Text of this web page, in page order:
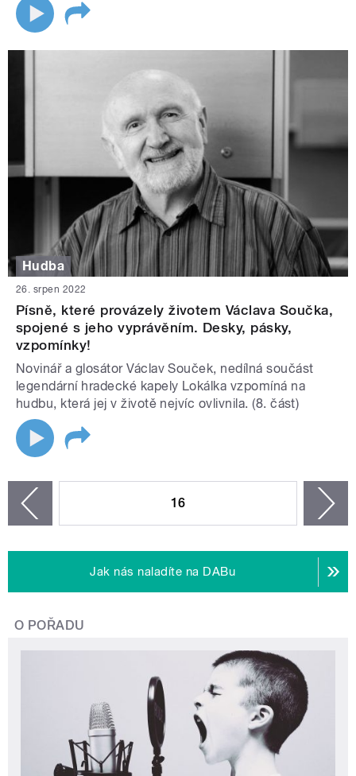
Hudba
26. srpen 2022
Písně, které provázely životem Václava Součka,
spojené s jeho vyprávěním. Desky, pásky,
vzpomínky!
Novinář a glosátor Václav Souček, nedílná součást
legendární hradecké kapely Lokálka vzpomíná na
hudbu, která jej v životě nejvíc ovlivnila. (8. část)
16
Jak nás naladíte na DABu
O POŘADU